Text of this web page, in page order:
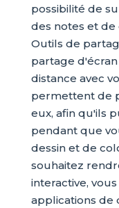
possibilité de
des notes et
Outils de
partage
distance avec
permettent de
eux, afin qu'ils
pendant que
dessin et de
souhaitez
interactive,
applications de